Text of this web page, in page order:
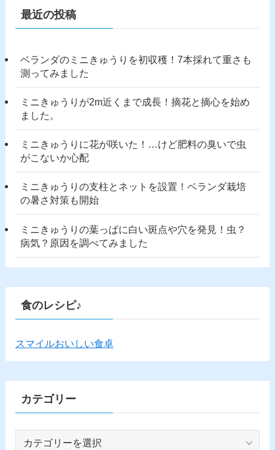
ブ
最近の投稿
ベランダのミニきゅうりを初収穫！7本採れて重さも
測ってみました
ミニきゅうりが2m近くまで成長！摘花と摘心を始め
ました。
ミニきゅうりに花が咲いた！…けど肥料の臭いで虫
がこないか心配
ミニきゅうりの支柱とネットを設置！ベランダ栽培
の暑さ対策も開始
ミニきゅうりの葉っぱに白い斑点や穴を発見！虫？
病気？原因を調べてみました
食のレシピ♪
スマイルおいしい食卓
カテゴリー